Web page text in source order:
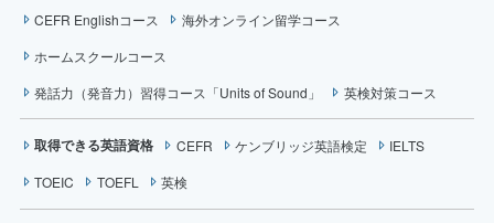
CEFR Englishコース
海外オンライン留学コース
ホームスクールコース
発話力（発音力）習得コース「Units of Sound」
英検対策コース
取得できる英語資格 CEFR ケンブリッジ英語検定
IELTS
TOEIC
TOEFL 英検